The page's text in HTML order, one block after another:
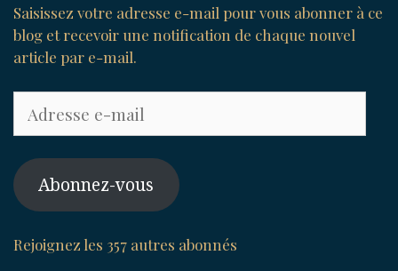
Saisissez votre adresse e-mail pour vous abonner à ce
blog et recevoir une notification de chaque nouvel
article par e-mail.
Abonnez-vous
Rejoignez les 357 autres abonnés